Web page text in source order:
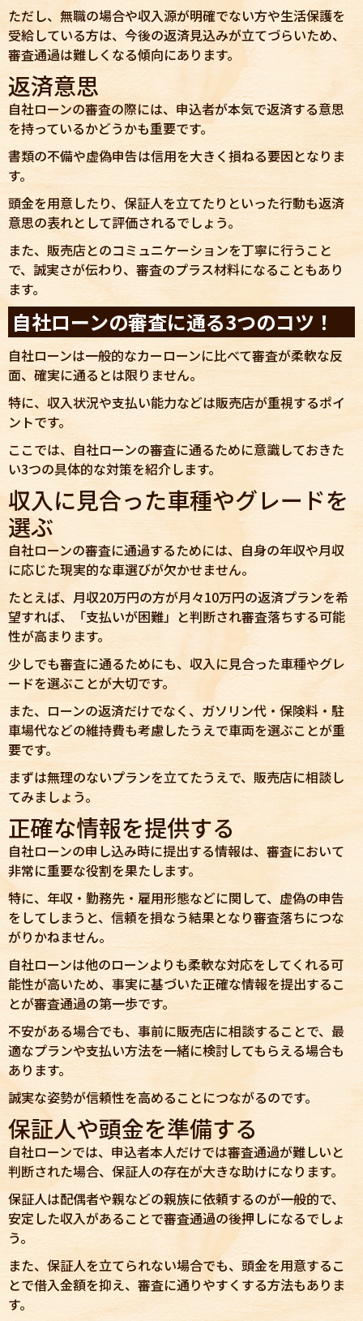
ただし、無職の場合や収入源が明確でない方や生活保護を
受給している方は、今後の返済見込みが立てづらいため、
審査通過は難しくなる傾向にあります。
返済意思
自社ローンの審査の際には、申込者が本気で返済する意思
を持っているかどうかも重要です。
書類の不備や虚偽申告は信用を大きく損ねる要因となりま
す。
頭金を用意したり、保証人を立てたりといった行動も返済
意思の表れとして評価されるでしょう。
また、販売店とのコミュニケーションを丁寧に行うこと
で、誠実さが伝わり、審査のプラス材料になることもあり
ます。
自社ローンの審査に通る3つのコツ！
自社ローンは一般的なカーローンに比べて審査が柔軟な反
面、確実に通るとは限りません。
特に、収入状況や支払い能力などは販売店が重視するポイ
ントです。
ここでは、自社ローンの審査に通るために意識しておきた
い3つの具体的な対策を紹介します。
収入に見合った車種やグレードを
選ぶ
自社ローンの審査に通過するためには、自身の年収や月収
に応じた現実的な車選びが欠かせません。
たとえば、月収20万円の方が月々10万円の返済プランを希
望すれば、「支払いが困難」と判断され審査落ちする可能
性が高まります。
少しでも審査に通るためにも、収入に見合った車種やグレ
ードを選ぶことが大切です。
また、ローンの返済だけでなく、ガソリン代・保険料・駐
車場代などの維持費も考慮したうえで車両を選ぶことが重
要です。
まずは無理のないプランを立てたうえで、販売店に相談し
てみましょう。
正確な情報を提供する
自社ローンの申し込み時に提出する情報は、審査において
非常に重要な役割を果たします。
特に、年収・勤務先・雇用形態などに関して、虚偽の申告
をしてしまうと、信頼を損なう結果となり審査落ちにつな
がりかねません。
自社ローンは他のローンよりも柔軟な対応をしてくれる可
能性が高いため、事実に基づいた正確な情報を提出するこ
とが審査通過の第一歩です。
不安がある場合でも、事前に販売店に相談することで、最
適なプランや支払い方法を一緒に検討してもらえる場合も
あります。
誠実な姿勢が信頼性を高めることにつながるのです。
保証人や頭金を準備する
自社ローンでは、申込者本人だけでは審査通過が難しいと
判断された場合、保証人の存在が大きな助けになります。
保証人は配偶者や親などの親族に依頼するのが一般的で、
安定した収入があることで審査通過の後押しになるでしょ
う。
また、保証人を立てられない場合でも、頭金を用意するこ
とで借入金額を抑え、審査に通りやすくする方法もありま
す。